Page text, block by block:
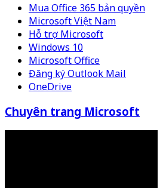
Mua Office 365 bản quyền
Microsoft Việt Nam
Hỗ trợ Microsoft
Windows 10
Microsoft Office
Đăng ký Outlook Mail
OneDrive
Chuyên trang Microsoft